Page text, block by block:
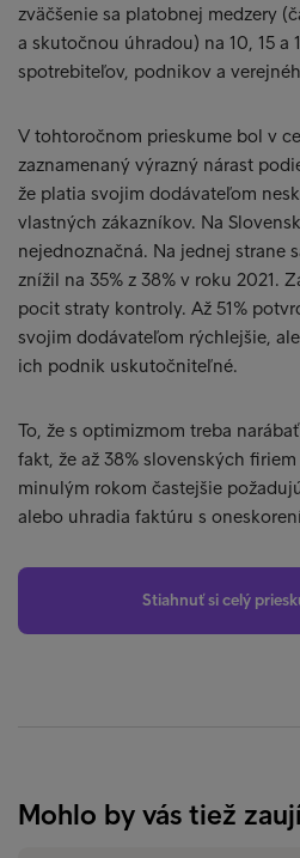
zväčšenie sa platobnej medzery
a skutočnou úhradou) na 10, 15 a
spotrebiteľov, podnikov a
V tohtoročnom prieskume bol v
zaznamenaný výrazný nárast
že platia svojim dodávateľom
vlastných zákazníkov. Na
nejednoznačná. Na jednej strane
znížil na 35% z 38% v roku 2021.
pocit straty kontroly. Až 51%
svojim dodávateľom rýchlejšie,
ich podnik uskutočniteľné.
To, že s optimizmom treba
fakt, že až 38% slovenských
minulým rokom častejšie
alebo uhradia faktúru s
Stiahnuť si celý
Mohlo by vás tiež